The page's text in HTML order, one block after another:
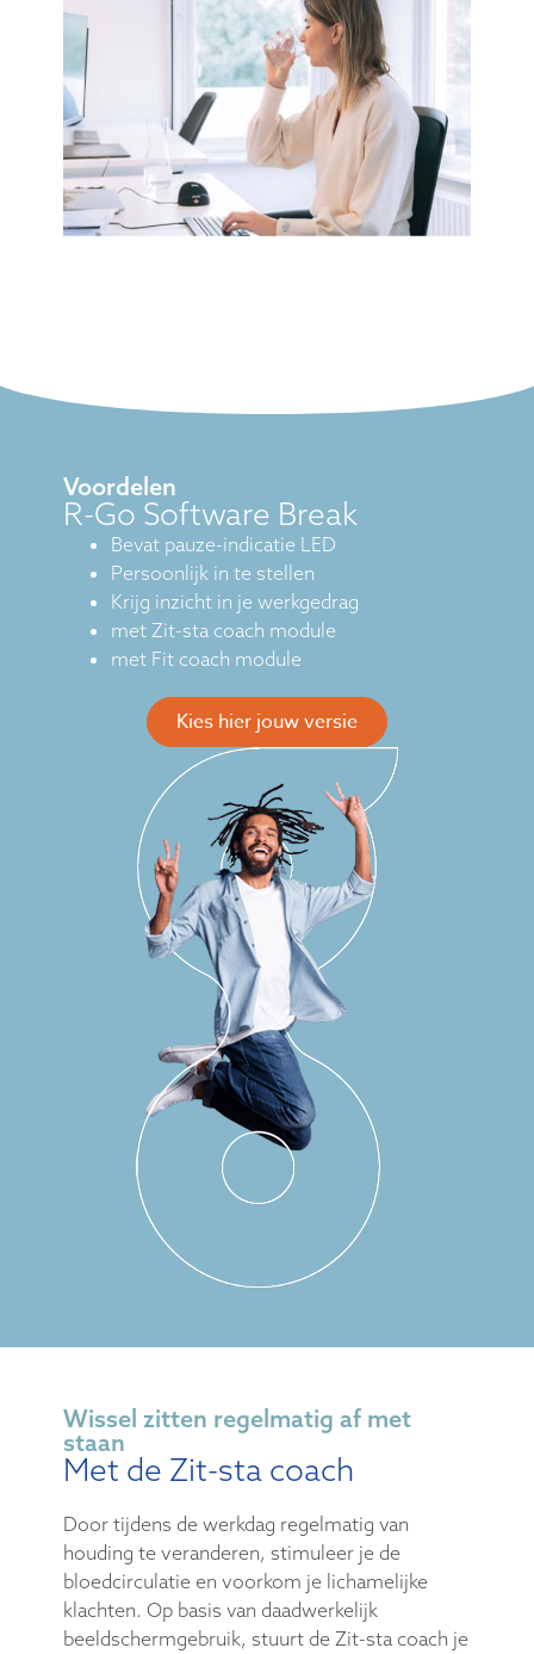
Voordelen
R-Go Software Break
Bevat pauze-indicatie LED
Persoonlijk in te stellen
Krijg inzicht in je werkgedrag
met Zit-sta coach module
met Fit coach module
Kies hier jouw versie
Wissel zitten regelmatig af met
staan
Met de Zit-sta coach
Door tijdens de werkdag regelmatig van
houding te veranderen, stimuleer je de
bloedcirculatie en voorkom je lichamelijke
klachten. Op basis van daadwerkelijk
beeldschermgebruik, stuurt de Zit-sta coach je